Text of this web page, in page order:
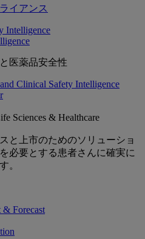
イアンス
Intelligence
医薬品安全性
Clinical Safety Intelligence
Sciences & Healthcare
と上市のためのソリューショ
必要とする患者さんに確実に
。
& Forecast